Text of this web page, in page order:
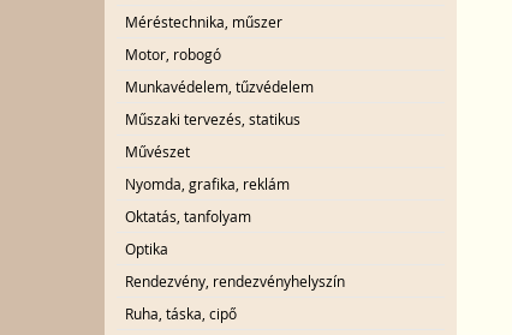
Méréstechnika, műszer
Motor, robogó
Munkavédelem, tűzvédelem
Műszaki tervezés, statikus
Művészet
Nyomda, grafika, reklám
Oktatás, tanfolyam
Optika
Rendezvény, rendezvényhelyszín
Ruha, táska, cipő